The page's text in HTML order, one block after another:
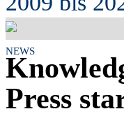
NEWS
Press